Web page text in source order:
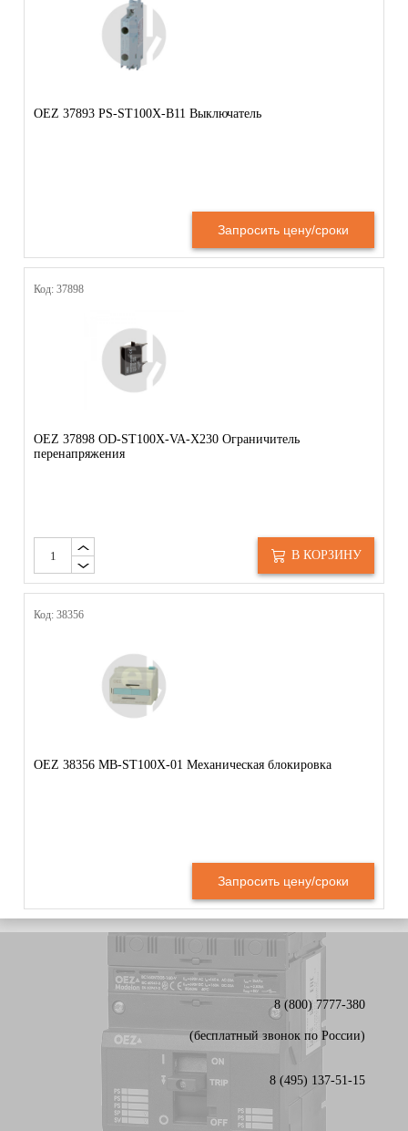
OEZ 37893 PS-ST100X-B11 Выключатель
Запросить цену/сроки
Код: 37898
OEZ 37898 OD-ST100X-VA-X230 Ограничитель
перенапряжения
В КОРЗИНУ
Код: 38356
OEZ 38356 MB-ST100X-01 Механическая блокировка
Запросить цену/сроки
8 (800) 7777-380
(бесплатный звонок по России)
8 (495) 137-51-15